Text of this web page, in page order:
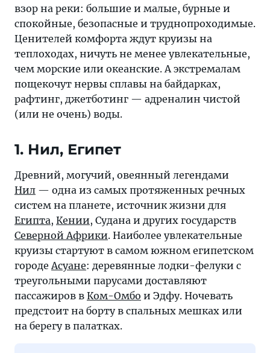
путешествий
«Тонкостей
туризма».
Рейтинги
подборки
о
на
«Тонкостей».
взор на реки: большие и малые, бурные и
спокойные, безопасные и труднопроходимые.
Ценителей комфорта ждут круизы на
теплоходах, ничуть не менее увлекательные,
чем морские или океанские. А экстремалам
пощекочут нервы сплавы на байдарках,
рафтинг, джетботинг — адреналин чистой
(или не очень) воды.
1. Нил, Египет
Древний, могучий, овеянный легендами
Нил — одна из самых протяженных речных
систем на планете, источник жизни для
Египта, Кении, Судана и других государств
Северной Африки. Наиболее увлекательные
круизы стартуют в самом южном египетском
городеАсуане: деревянные лодки-фелуки с
треугольными парусами доставляют
пассажиров в Ком-Омбо и Эдфу. Ночевать
предстоит на борту в спальных мешках или
на берегу в палатках.